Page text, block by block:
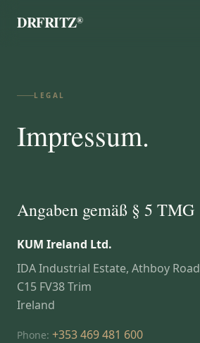
DRFRITZ®
ENGLISH
LEGAL
Impressum.
Angaben gemäß § 5 TMG
KUM Ireland Ltd.
IDA Industrial Estate, Athboy Road
C15 FV38 Trim
Ireland
Phone: +353 469 481 600